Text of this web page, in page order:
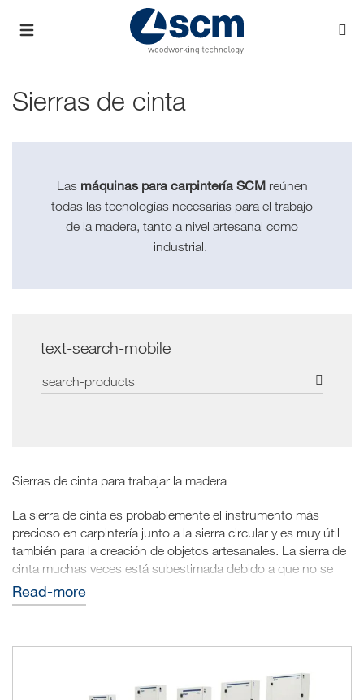
Sierras de cinta
Las máquinas para carpintería SCMreúnen
todas las tecnologías necesarias para el trabajo
de la madera, tanto a nivel artesanal como
industrial.
text-search-mobile
Sierras de cinta para trabajar la madera
La sierra de cinta es probablemente el instrumento más
precioso en carpintería junto a la sierra circular y es muy útil
también para la creación de objetos artesanales. La sierra de
cinta muchas veces está subestimada debido a que no se
entiende completamente su verdadero potencial.
compuesta por una rueda superior y una inferior. El diámetro
de las ruedas determina la dimensión de la sección de la
read-more